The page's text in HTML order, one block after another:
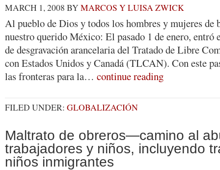
MARCH 1, 2008 BYMARCOS Y LUISA ZWICK
Al pueblo de Dios y todos los hombres y mujeres de
nuestro querido México: El pasado 1 de enero,
de desgravación arancelaria del Tratado de Libre
con Estados Unidos y Canadá (TLCAN). Con este
las fronteras para la… continue reading
FILED UNDER: GLOBALIZACIÓN
Maltrato de obreros—camino al
trabajadores y niños, incluyendo
niños inmigrantes